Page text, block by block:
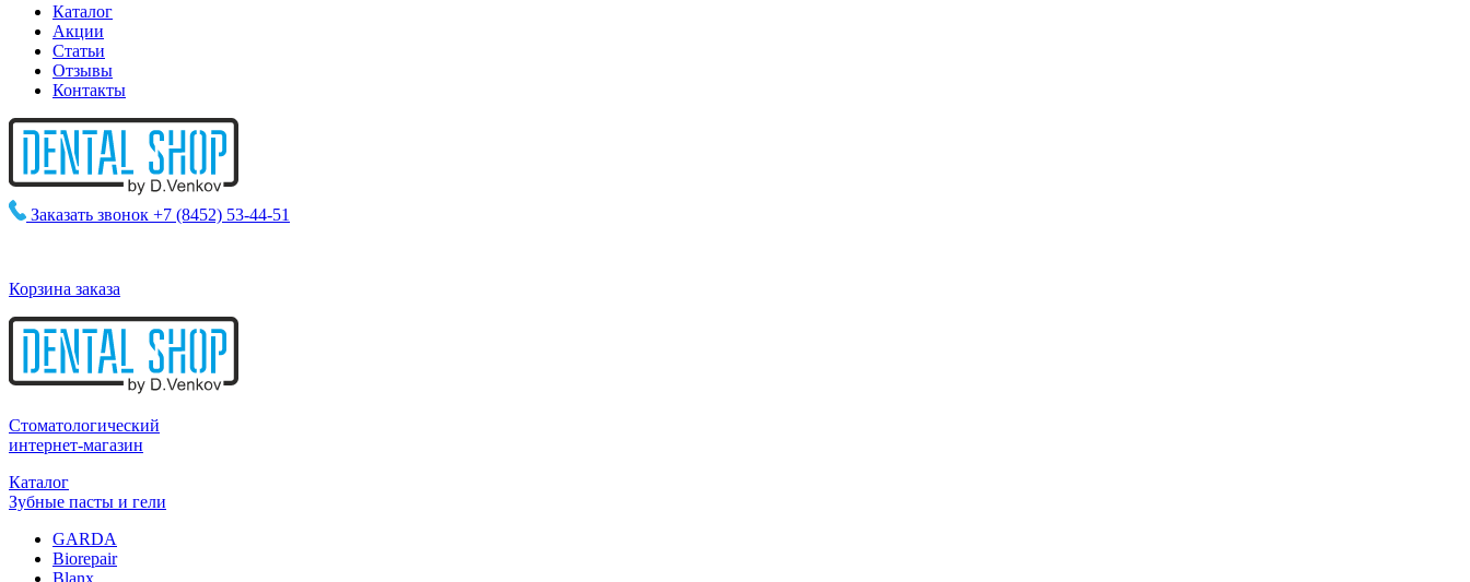
Каталог
Акции
Статьи
Отзывы
Контакты
Заказать звонок +7 (8452) 53-44-51
Корзина заказа
Стоматологический
интернет-магазин
Каталог
Зубные пасты и гели
GARDA
Biorepair
Blanx